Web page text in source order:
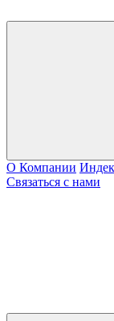
О Компании
Связаться с нами